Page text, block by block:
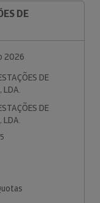
DE
2026
DE
LDA.
DE
LDA.